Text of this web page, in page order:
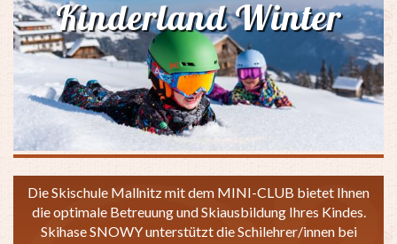
ganze
Familie
Kinderland Winter
Die Skischule Mallnitz mit dem MINI-CLUB bietet Ihnen
die optimale Betreuung und Skiausbildung Ihres Kindes.
Skihase SNOWY unterstützt die Schilehrer/innen bei